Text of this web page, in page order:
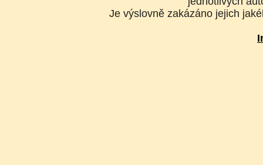
Je výslovně zakázáno jejich